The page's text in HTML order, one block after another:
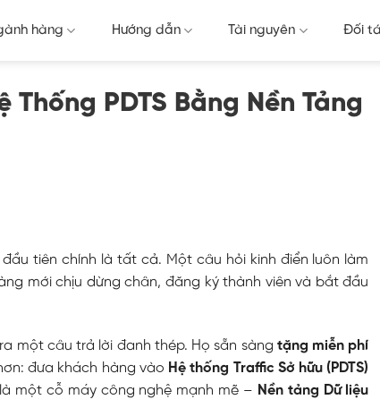
hàng Hướng dẫn Tài nguyên Đối
PDTS Bằng Nền Tảng
tiên chính là tất cả. Một câu hỏi kinh điển luôn làm
mới chịu dừng chân, đăng ký thành viên và bắt đầu
một câu trả lời đanh thép. Họ sẵn sàng tặng miễn phí
đưa khách hàng vào Hệ thống Traffic Sở hữu (PDTS)
một cỗ máy công nghệ mạnh mẽ – Nền tảng Dữ liệu